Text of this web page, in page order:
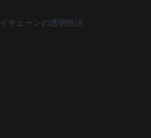
チェーンの透明性法